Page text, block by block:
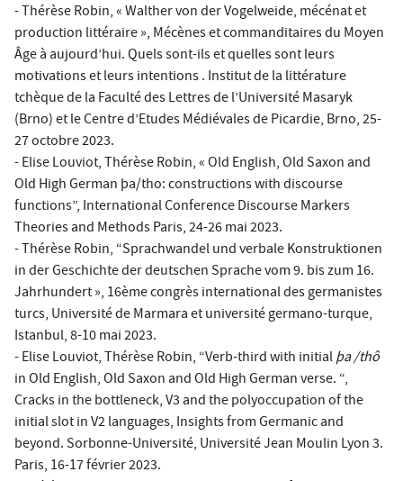
- Thérèse Robin, « Walther von der Vogelweide, mécénat et
production littéraire », Mécènes et commanditaires du Moyen
Âge à aujourd’hui. Quels sont-ils et quelles sont leurs
motivations et leurs intentions . Institut de la littérature
tchèque de la Faculté des Lettres de l’Université Masaryk
(Brno) et le Centre d’Etudes Médiévales de Picardie, Brno, 25-
27 octobre 2023.
- Elise Louviot, Thérèse Robin, « Old English, Old Saxon and
Old High German þa/tho: constructions with discourse
functions”, International Conference Discourse Markers
Theories and Methods Paris, 24-26 mai 2023.
- Thérèse Robin, “Sprachwandel und verbale Konstruktionen
in der Geschichte der deutschen Sprache vom 9. bis zum 16.
Jahrhundert », 16ème congrès international des germanistes
turcs, Université de Marmara et université germano-turque,
Istanbul, 8-10 mai 2023.
- Elise Louviot, Thérèse Robin, “Verb-third with initialþa /thô
in Old English, Old Saxon and Old High German verse. “,
Cracks in the bottleneck, V3 and the polyoccupation of the
initial slot in V2 languages, Insights from Germanic and
beyond. Sorbonne-Université, Université Jean Moulin Lyon 3.
Paris, 16-17 février 2023.